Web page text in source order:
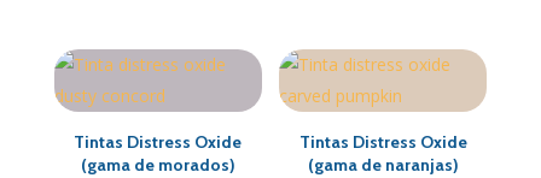
Tintas Distress Oxide
(gama de morados)
Tintas Distress Oxide
(gama de naranjas)